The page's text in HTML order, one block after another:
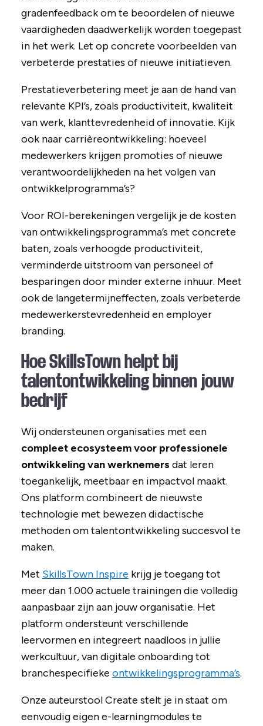
gradenfeedback om te beoordelen of nieuwe
vaardigheden daadwerkelijk worden toegepast
in het werk. Let op concrete voorbeelden van
verbeterde prestaties of nieuwe initiatieven.
Prestatieverbetering meet je aan de hand van
relevante KPI’s, zoals productiviteit, kwaliteit
van werk, klanttevredenheid of innovatie. Kijk
ook naar carrièreontwikkeling: hoeveel
medewerkers krijgen promoties of nieuwe
verantwoordelijkheden na het volgen van
ontwikkelprogramma’s?
Voor ROI-berekeningen vergelijk je de kosten
van ontwikkelingsprogramma’s met concrete
baten, zoals verhoogde productiviteit,
verminderde uitstroom van personeel of
besparingen door minder externe inhuur. Meet
ook de langetermijneffecten, zoals verbeterde
medewerkerstevredenheid en employer
branding.
Hoe SkillsTown helpt bij
talentontwikkeling binnen jouw
bedrijf
Wij ondersteunen organisaties met een
compleet ecosysteem voor professionele
ontwikkeling van werknemers dat leren
toegankelijk, meetbaar en impactvol maakt.
Ons platform combineert de nieuwste
technologie met bewezen didactische
methoden om talentontwikkeling succesvol te
maken.
Met SkillsTown Inspire krijg je toegang tot
meer dan 1.000 actuele trainingen die volledig
aanpasbaar zijn aan jouw organisatie. Het
platform ondersteunt verschillende
leervormen en integreert naadloos in jullie
werkcultuur, van digitale onboarding tot
branchespecifieke ontwikkelingsprogramma’s.
Onze auteurstool Create stelt je in staat om
eenvoudig eigen e-learningmodules te